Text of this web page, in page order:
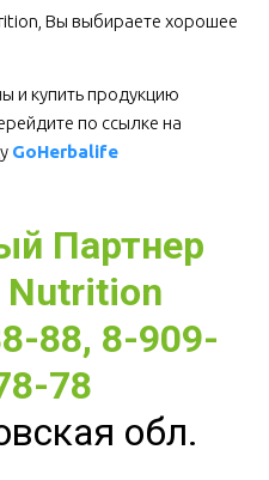
Вы выбираете хорошее
и купить продукцию
по ссылке на
GoHerbalife
Партнер
Nutrition
88, 8-909-
78
обл.